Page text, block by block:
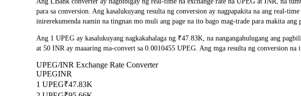
para sa conversion. Ang kasalukuyang resulta ng conversion ay nagpapakita na ang real-
inirerekumenda namin na tingnan mo muli ang page na ito bago mag-trade para makita ang
Ang 1 UPEG ay kasalukuyang nagkakahalaga ng ₹47.83K, na nangangahulugang ang
at 50 INR ay maaaring ma-convert sa 0.0010455 UPEG. Ang mga resulta ng conversion
UPEG/INR Exchange Rate Converter
UPEGINR
1 UPEG₹47.83K